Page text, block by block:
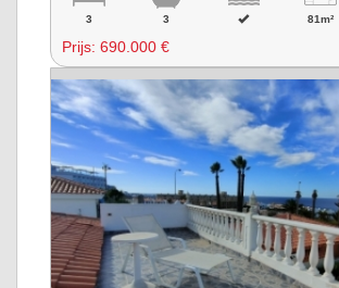
3 3 81m²
Prijs: 690.000 €